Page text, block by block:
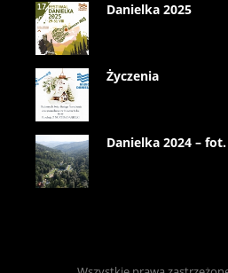
Danielka 2025
Życzenia
Danielka 2024 –